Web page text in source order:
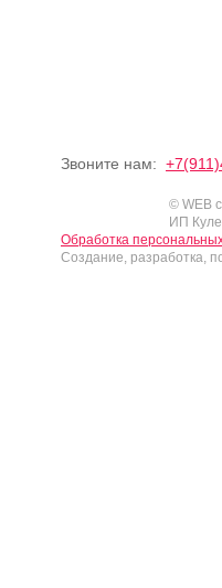
Звоните нам:
© WEB
ИП
Обработка
Создание, разработка,